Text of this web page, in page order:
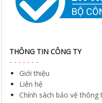
THÔNG TIN CÔNG TY
Giới thiệu
Liên hệ
Chính sách bảo vệ